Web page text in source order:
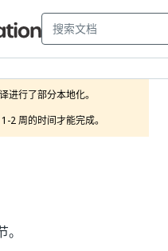
进行了部分本地化。
2 周的时间才能完成。